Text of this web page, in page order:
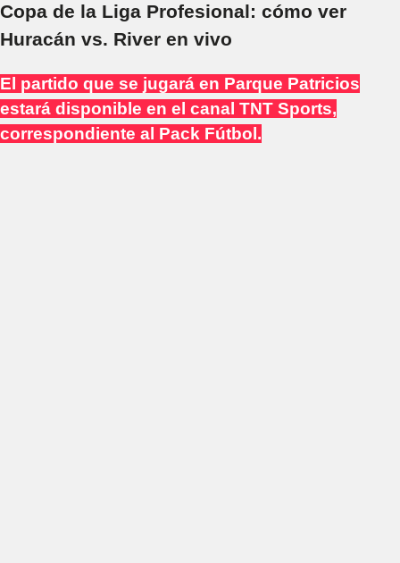
Copa de la Liga Profesional: cómo ver
Huracán vs. River en vivo
El partido que se jugará en Parque Patricios
estará disponible en el canal TNT Sports,
correspondiente al Pack Fútbol.